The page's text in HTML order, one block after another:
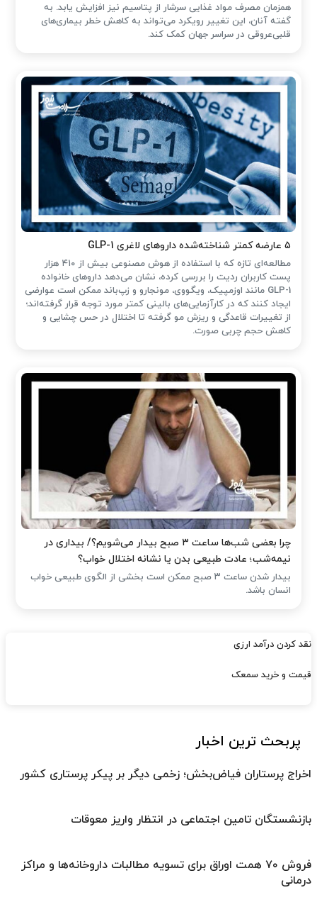
همزمان مصرف مواد غذایی سرشار از پتاسیم نیز افزایش یابد. به
گفته آنان، این تغییر رویکرد می‌تواند به کاهش خطر بیماری‌های
قلبی‌عروقی در سراسر جهان کمک کند.
۵ عارضه کمتر شناخته‌شده داروهای لاغری GLP-1
مطالعه‌ای تازه که با استفاده از هوش مصنوعی بیش از ۴۱۰ هزار
پست کاربران ردیت را بررسی کرده، نشان می‌دهد داروهای خانواده
GLP-1 مانند اوزمپیک، ویگووی، مونجارو و زپ‌باند ممکن است عوارضی
ایجاد کنند که در کارآزمایی‌های بالینی کمتر مورد توجه قرار گرفته‌اند؛
از تغییرات قاعدگی و ریزش مو گرفته تا اختلال در حس چشایی و
کاهش حجم چربی صورت.
چرا بعضی شب‌ها ساعت ۳ صبح بیدار می‌شویم؟/ بیداری در
نیمه‌شب؛ عادت طبیعی بدن یا نشانه اختلال خواب؟
بیدار شدن ساعت ۳ صبح ممکن است بخشی از الگوی طبیعی خواب
انسان باشد.
نقد کردن درآمد ارزی
قیمت و خرید سمعک
پربحث ترین اخبار
اخراج پرستاران فیاض‌بخش؛ زخمی دیگر بر پیکر پرستاری کشور
بازنشستگان تامین اجتماعی در انتظار واریز معوقات
فروش ۷۰ همت اوراق برای تسویه مطالبات داروخانه‌ها و مراکز
درمانی